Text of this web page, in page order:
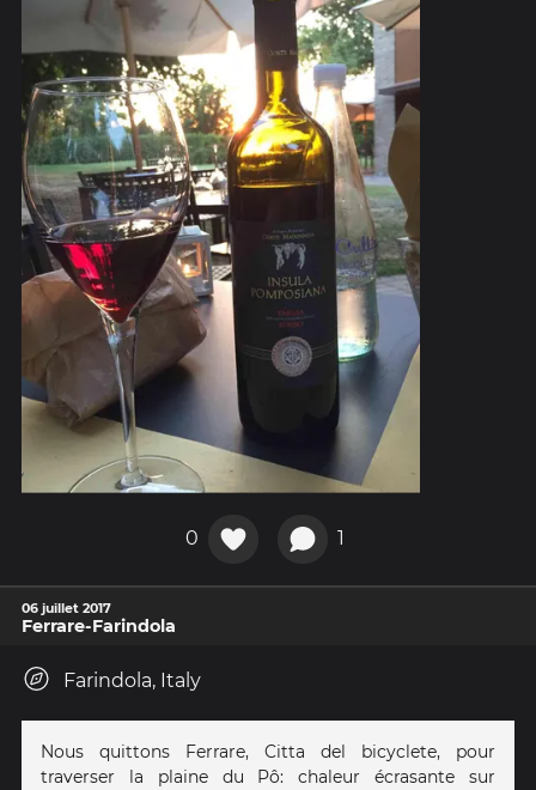
0 1
06 juillet 2017
Ferrare-Farindola
Farindola, Italy
Nous quittons Ferrare, Citta del bicyclete, pour
traverser la plaine du Pô: chaleur écrasante sur